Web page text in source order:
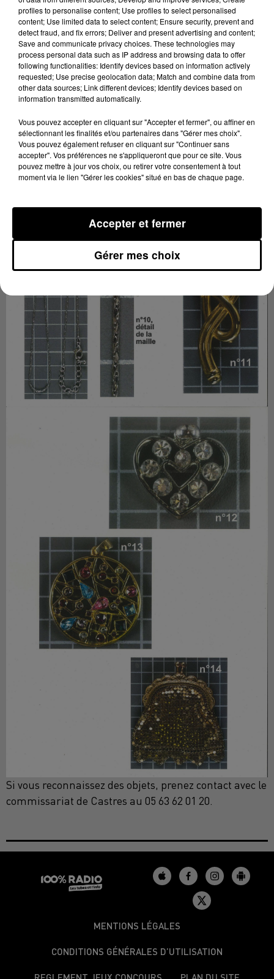
Si vous reconnaissez des objets, prenez contact avec le
commissariat de Castres au 05 63 62 01 20.
MENTIONS LÉGALES
CONDITIONS GÉNÉRALES D’UTILISATION
profiles to personalise content; Use profiles to select personalised
content; Use limited data to select content; Ensure security, prevent and
detect fraud, and fix errors; Deliver and present advertising and content;
Save and communicate privacy choices. These technologies may
process personal data such as IP address and browsing data to offer
following functionalities: Identify devices based on information actively
requested; Use precise geolocation data; Match and combine data from
other data sources; Link different devices; Identify devices based on
information transmitted automatically.
Vous pouvez accepter en cliquant sur "Accepter et fermer", ou affiner en
sélectionnant les finalités et/ou partenaires dans "Gérer mes choix".
Vous pouvez également refuser en cliquant sur "Continuer sans
accepter". Vos préférences ne s'appliqueront que pour ce site. Vous
pouvez mettre à jour vos choix, ou retirer votre consentement à tout
moment via le lien "Gérer les cookies" situé en bas de chaque page.
Gérer mes choix
Accepter et fermer